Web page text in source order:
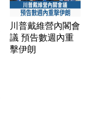
川普戴維營內閣會
議 預告數週內重
擊伊朗